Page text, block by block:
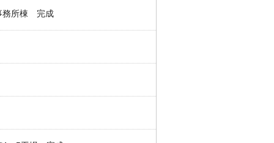
務所棟 完成